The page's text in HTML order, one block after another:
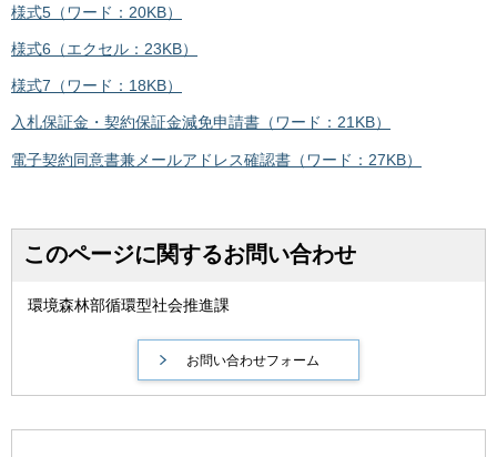
様式5（ワード：20KB）
様式6（エクセル：23KB）
様式7（ワード：18KB）
入札保証金・契約保証金減免申請書（ワード：21KB）
電子契約同意書兼メールアドレス確認書（ワード：27KB）
このページに関するお問い合わせ
環境森林部循環型社会推進課